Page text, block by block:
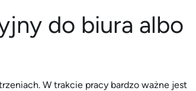
do biura albo
W trakcie pracy bardzo ważne jest